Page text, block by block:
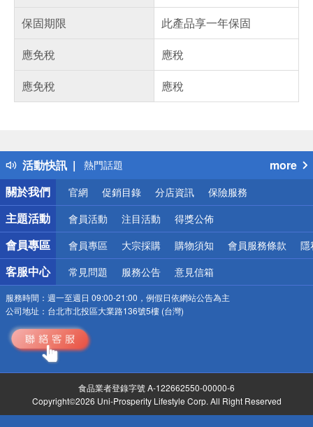
保固期限
此產品享一年保固
應免稅
應稅
應免稅
應稅
活動快訊
得獎公告
熱門話題
銀行優惠
偏遠地區配送
詐騙網頁！請小心！
more
關於我們
官網 促銷目錄 分店資訊 保險服務
主題活動 會員活動 注目活動 得獎公佈
會員專區 會員專區 大宗採購 購物須知 會員服務條款 隱
客服中心 常見問題 服務公告 意見信箱
服務時間： 週一至週日 09:00-21:00，例假日依網站公告為主
公司地址： 台北市北投區大業路136號5樓 (台灣)
食品業者登錄字號 A-122662550-00000-6
Copyright©2026 Uni-Prosperity Lifestyle Corp. All Right Reserved